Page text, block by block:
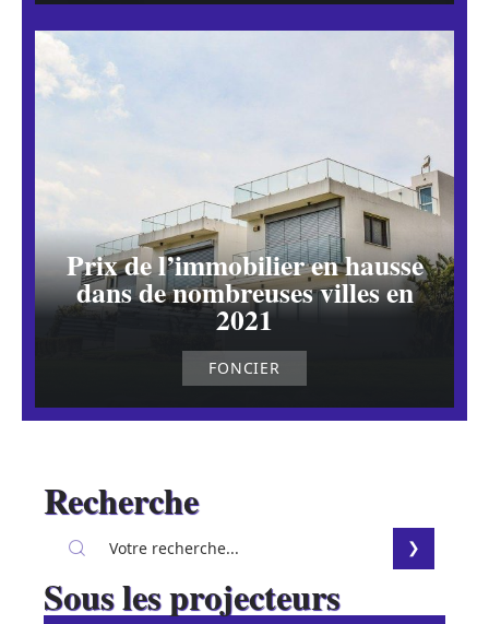
Prix de l’immobilier en hausse
dans de nombreuses villes en
2021
FONCIER
Recherche
Sous les projecteurs